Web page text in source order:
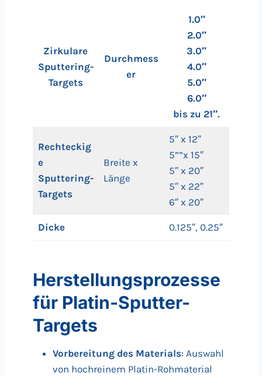
Zirkulare
Sputtering-
Targets
Durchmess
er
1.0″
2.0″
3.0″
4.0″
5.0″
6.0″
bis zu 21″.
Rechteckig
e
Sputtering-
Targets
Breite x
Länge
5″ x 12″
5””x 15″
5″ x 20″
5″ x 22″
6″ x 20″
Dicke 0.125″, 0.25″
Herstellungsprozesse
für Platin-Sputter-
Targets
Vorbereitung des Materials: Auswahl
von hochreinem Platin-Rohmaterial